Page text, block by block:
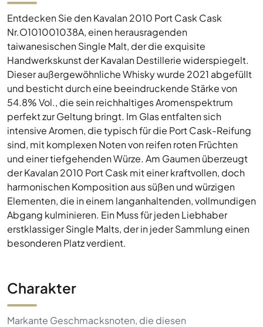
Entdecken Sie den Kavalan 2010 Port Cask Cask
Nr.O101001038A, einen herausragenden
taiwanesischen Single Malt, der die exquisite
Handwerkskunst der Kavalan Destillerie widerspiegelt.
Dieser außergewöhnliche Whisky wurde 2021 abgefüllt
und besticht durch eine beeindruckende Stärke von
54.8% Vol., die sein reichhaltiges Aromenspektrum
perfekt zur Geltung bringt. Im Glas entfalten sich
intensive Aromen, die typisch für die Port Cask-Reifung
sind, mit komplexen Noten von reifen roten Früchten
und einer tiefgehenden Würze. Am Gaumen überzeugt
der Kavalan 2010 Port Cask mit einer kraftvollen, doch
harmonischen Komposition aus süßen und würzigen
Elementen, die in einem langanhaltenden, vollmundigen
Abgang kulminieren. Ein Muss für jeden Liebhaber
erstklassiger Single Malts, der in jeder Sammlung einen
besonderen Platz verdient.
Charakter
Markante Geschmacksnoten, die diesen